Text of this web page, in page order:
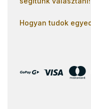
Hogyan tudok